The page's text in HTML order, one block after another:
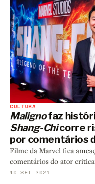
CULTURA
Malignofaz
Shang-Chicorre
por comentários
Filme da Marvel fica
comentários do ator
10 SET 2021